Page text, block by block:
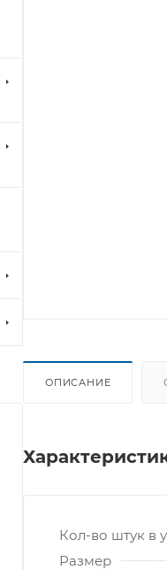
ОПИСАНИЕ
Кол-во штук в
Размер